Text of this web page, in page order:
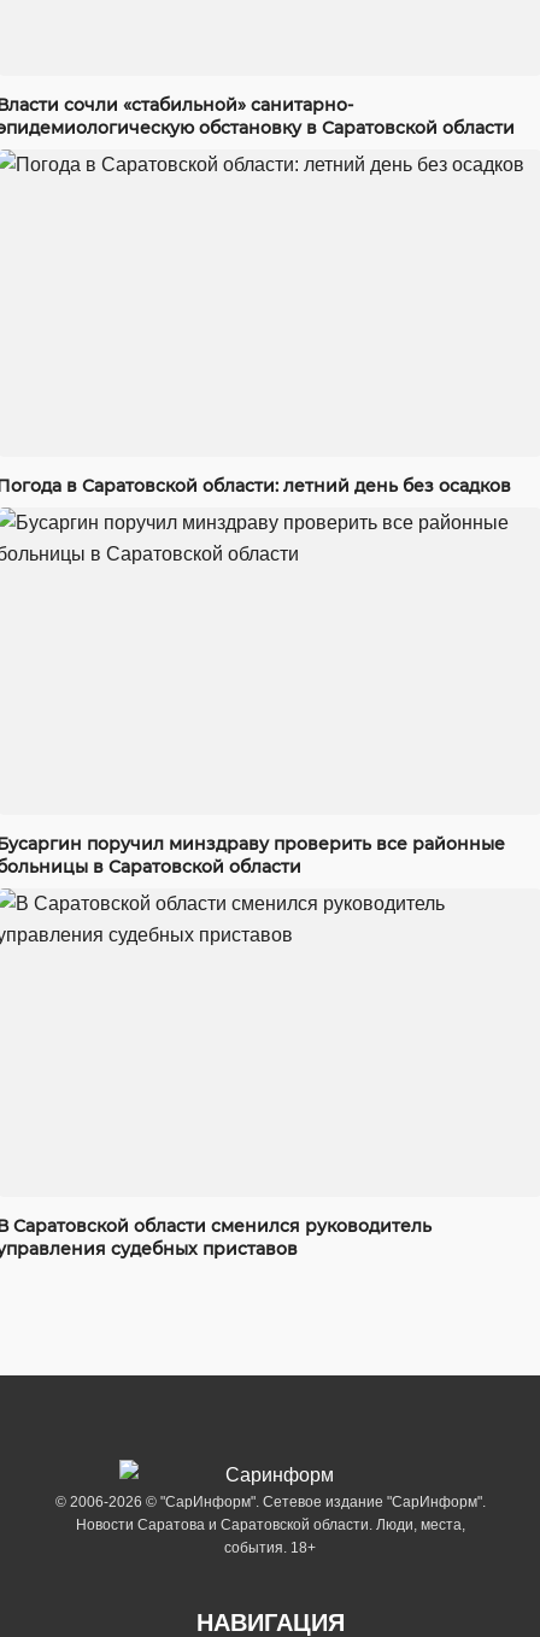
сочли «стабильной» санитарно-
обстановку в Саратовской области
в Саратовской области: летний день без осадков
поручил минздраву проверить все районные
в Саратовской области
Саратовской области сменился руководитель
судебных приставов
© 2006-2026 © "СарИнформ". Сетевое издание "СарИнформ".
Новости Саратова и Саратовской области. Люди, места,
события. 18+
НАВИГАЦИЯ